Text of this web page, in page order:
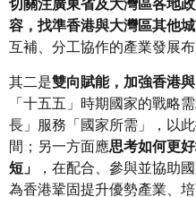
切關注廣東省及大灣區各地
容，找準香港與大灣區其他
互補、分工協作的產業發展布
其二是雙向賦能，加強香港
「十五五」時期國家的戰略
長」服務「國家所需」，以
間；另一方面應思考如何更
短」
，在配合、參與並協助
為香港鞏固提升優勢產業、